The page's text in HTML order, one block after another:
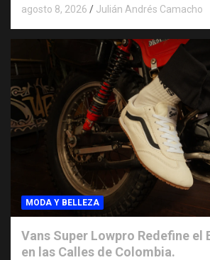
agosto 8, 2026 Julián Andrés Camacho
MODA Y BELLEZA
Vans Super Lowpro Redefine el
en las Calles de Colombia.